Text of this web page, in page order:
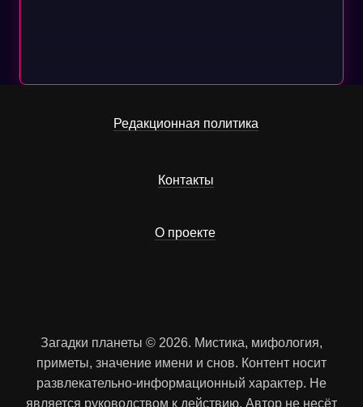
Редакционная политика
Контакты
О проекте
Загадки планеты © 2026. Мистика, мифология,
приметы, значение имени и снов. Контент носит
развлекательно-информационный характер. Не
является руководством к действию. Автор не несёт